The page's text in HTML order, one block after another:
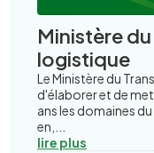
Ministère
logistique
Le Ministère du
d'élaborer et de
ans les domaines
en,...
lire plus